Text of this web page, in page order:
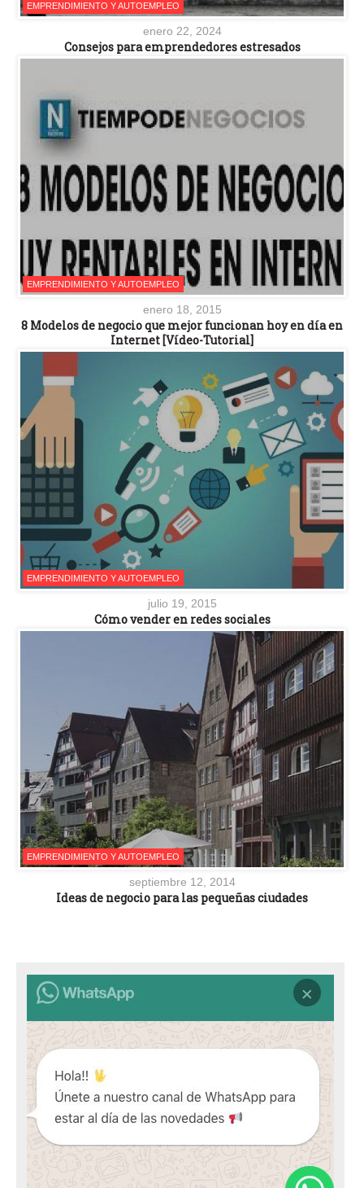
EMPRENDIMIENTO Y AUTOEMPLEO
enero 22, 2024
Consejos para emprendedores estresados
EMPRENDIMIENTO Y AUTOEMPLEO
enero 18, 2015
8 Modelos de negocio que mejor funcionan hoy en día en
Internet [Vídeo-Tutorial]
EMPRENDIMIENTO Y AUTOEMPLEO
julio 19, 2015
Cómo vender en redes sociales
EMPRENDIMIENTO Y AUTOEMPLEO
septiembre 12, 2014
Ideas de negocio para las pequeñas ciudades